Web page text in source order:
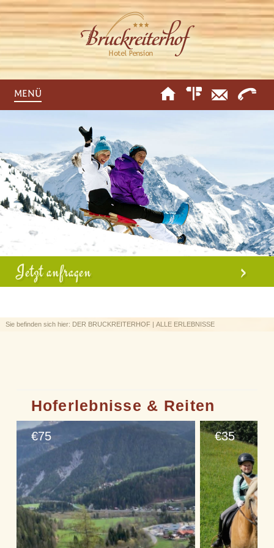
MENÜ
Jetzt anfragen
Sie befinden sich hier: DER BRUCKREITERHOF| ALLE ERLEBNISSE
Hoferlebnisse & Reiten
€75 €35